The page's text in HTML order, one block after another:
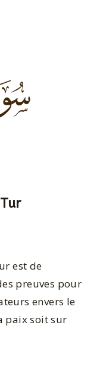
est de
preuves pour
envers le
paix soit sur